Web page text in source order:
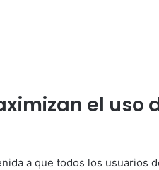
el uso
a que todos los usuarios